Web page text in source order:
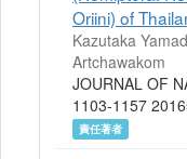
Oriini) of
Kazutaka
Artchawakom
JOURNAL OF
1103-1157
責任著者